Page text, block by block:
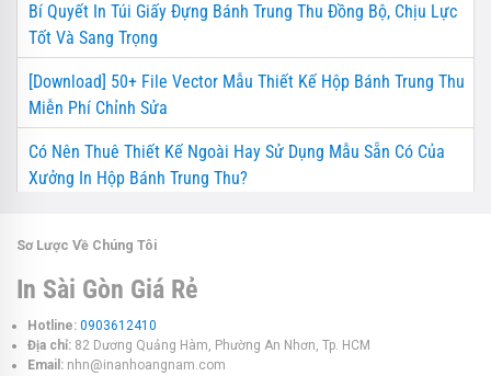
Bí Quyết In Túi Giấy Đựng Bánh Trung Thu Đồng Bộ, Chịu Lực
Tốt Và Sang Trọng
[Download] 50+ File Vector Mẫu Thiết Kế Hộp Bánh Trung Thu
Miễn Phí Chỉnh Sửa
Có Nên Thuê Thiết Kế Ngoài Hay Sử Dụng Mẫu Sẵn Có Của
Xưởng In Hộp Bánh Trung Thu?
Sơ Lược Về Chúng Tôi
In Sài Gòn Giá Rẻ
Hotline: 0903612410
Địa chỉ: 82 Dương Quảng Hàm, Phường An Nhơn, Tp. HCM
Email: nhn@inanhoangnam.com